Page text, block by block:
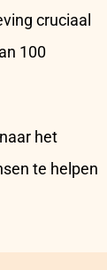
cruciaal
100
het
te helpen